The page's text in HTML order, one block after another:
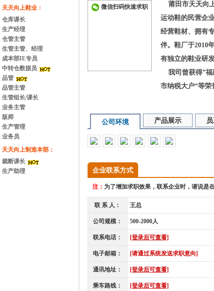
微信扫码快速求职
莆田市天天向
运动鞋的民营企
经营鞋材、拥有
伴。鞋厂于2010
有独立的鞋业研
我司曾获得”福
市纳税大户“等荣
公司环境 产品展示
企业联系方式
注： 为了增加求职效果，联系企业时，请说是
联 系 人： 王总
公司规模： 500-2000人
联系电话： [登录后可查看]
电子邮箱： [请通过系统发送求职意向]
通讯地址： [登录后可查看]
乘车路线： [登录后可查看]
天天向上鞋业：
仓库课长
生产经理
仓管主管
生管主管、经理
成本部IE专员
中转仓数据员
品管
品管主管
生管组长/课长
业务主管
版师
生产管理
业务员
天天向上制造本部：
裁断课长
生产助理